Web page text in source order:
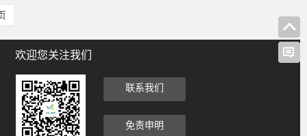
欢迎您关注我们
联系我们
免责申明